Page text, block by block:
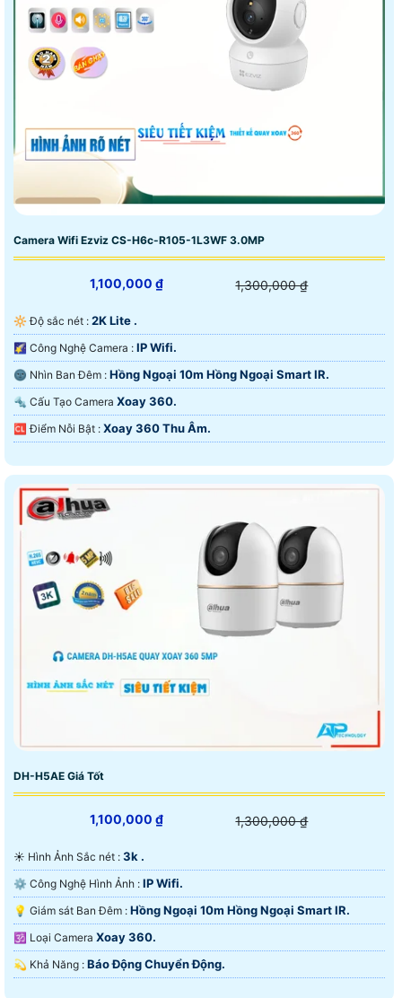
Camera Wifi Ezviz CS-H6c-R105-1L3WF 3.0MP
1,100,000 ₫ 1,300,000 ₫
🔆 Độ sắc nét : 2K Lite .
🌠 Công Nghệ Camera : IP Wifi.
🌚 Nhìn Ban Đêm : Hồng Ngoại 10m Hồng Ngoại Smart IR.
🔩 Cấu Tạo Camera Xoay 360.
️🆑 Điểm Nỗi Bật : Xoay 360 Thu Âm.
DH-H5AE Giá Tốt
1,100,000 ₫ 1,300,000 ₫
☀️ Hình Ảnh Sắc nét : 3k .
⚙ Công Nghệ Hình Ảnh : IP Wifi.
💡 Giám sát Ban Đêm : Hồng Ngoại 10m Hồng Ngoại Smart IR.
🕉️ Loại Camera Xoay 360.
️💫 Khả Năng : Báo Động Chuyển Động.